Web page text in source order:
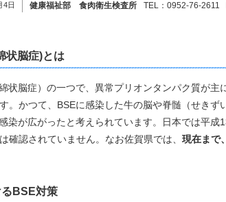
4日 健康福祉部 食肉衛生検査所 TEL：0952-76-2611
脳症)とは
状脳症）の一つで、異常プリオンタンパク質が主
。かつて、BSEに感染した牛の脳や脊髄（せき
染が広がったと考えられています。日本では平
確認されていません。なお佐賀県では、 現在まで
BSE対策